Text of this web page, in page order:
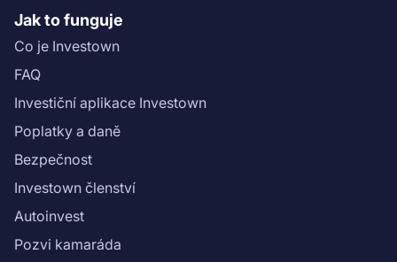
Jak to funguje
Co je Investown
FAQ
Investiční aplikace Investown
Poplatky a daně
Bezpečnost
Investown členství
Autoinvest
Pozvi kamaráda